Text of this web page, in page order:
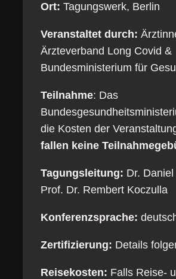
Ort: Tagungswerk, Berlin
Veranstaltet durch:
Ärzteverband Long Covid &
Bundesministerium für
Teilnahme: Das
die Kosten der
fallen keine
Tagungsleitung: Dr. Daniel
Prof. Dr. Rembert Koczulla
Konferenzsprache:
Zertifizierung: Details
Reisekosten: Falls Reise-